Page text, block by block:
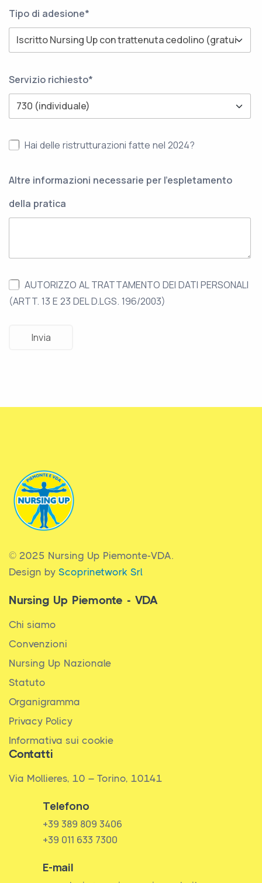
Tipo di adesione*
Servizio richiesto*
Hai delle ristrutturazioni fatte nel 2024?
Altre informazioni necessarie per l'espletamento
della pratica
AUTORIZZO AL TRATTAMENTO DEI DATI PERSONALI
(ARTT. 13 E 23 DEL D.LGS. 196/2003)
© 2025 Nursing Up Piemonte-VDA.
Design by Scoprinetwork Srl
Nursing Up Piemonte - VDA
Chi siamo
Convenzioni
Nursing Up Nazionale
Statuto
Organigramma
Privacy Policy
Informativa sui cookie
Contatti
Via Mollieres, 10 – Torino, 10141
Telefono
+39 389 809 3406
+39 011 633 7300
E-mail